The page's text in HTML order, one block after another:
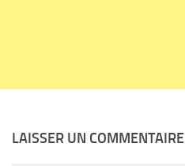
LAISSER UN COMMENTAIRE